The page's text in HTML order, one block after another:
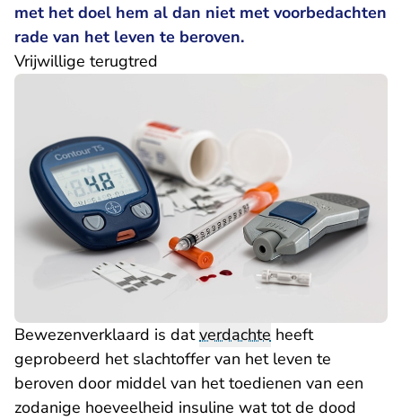
met het doel hem al dan niet met voorbedachten
rade van het leven te beroven.
Vrijwillige terugtred
Bewezenverklaard is datverdachte heeft
geprobeerd het slachtoffer van het leven te
beroven door middel van het toedienen van een
zodanige hoeveelheid insuline wat tot de dood